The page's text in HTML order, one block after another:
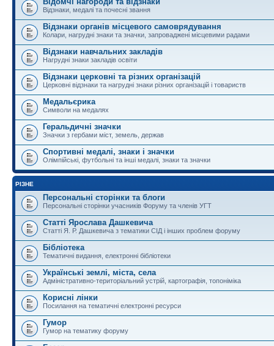
Відзнаки, медалі та почесні звання
Відзнаки органів місцевого самоврядування
Колари, нагрудні знаки та значки, запроваджені місцевими радами
Відзнаки навчальних закладів
Нагрудні знаки закладів освіти
Відзнаки церковні та різних організацій
Церковні відзнаки та нагрудні знаки різних організацій і товариств
Медальєрика
Символи на медалях
Геральдичні значки
Значки з гербами міст, земель, держав
Спортивні медалі, знаки і значки
Олімпійські, футбольні та інші медалі, знаки та значки
РІЗНЕ
Персональні сторінки та блоги
Персональні сторінки учасників Форуму та членів УГТ
Статті Ярослава Дашкевича
Статті Я. Р. Дашкевича з тематики СІД і інших проблем форуму
Бібліотека
Тематичні видання, електронні бібліотеки
Українські землі, міста, села
Адміністративно-територіальний устрій, картографія, топоніміка
Корисні лінки
Посилання на тематичні електронні ресурси
Гумор
Гумор на тематику форуму